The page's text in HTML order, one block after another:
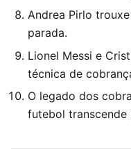
Andrea Pirlo
parada.
Lionel Messi e
técnica de
O legado dos
futebol transcende